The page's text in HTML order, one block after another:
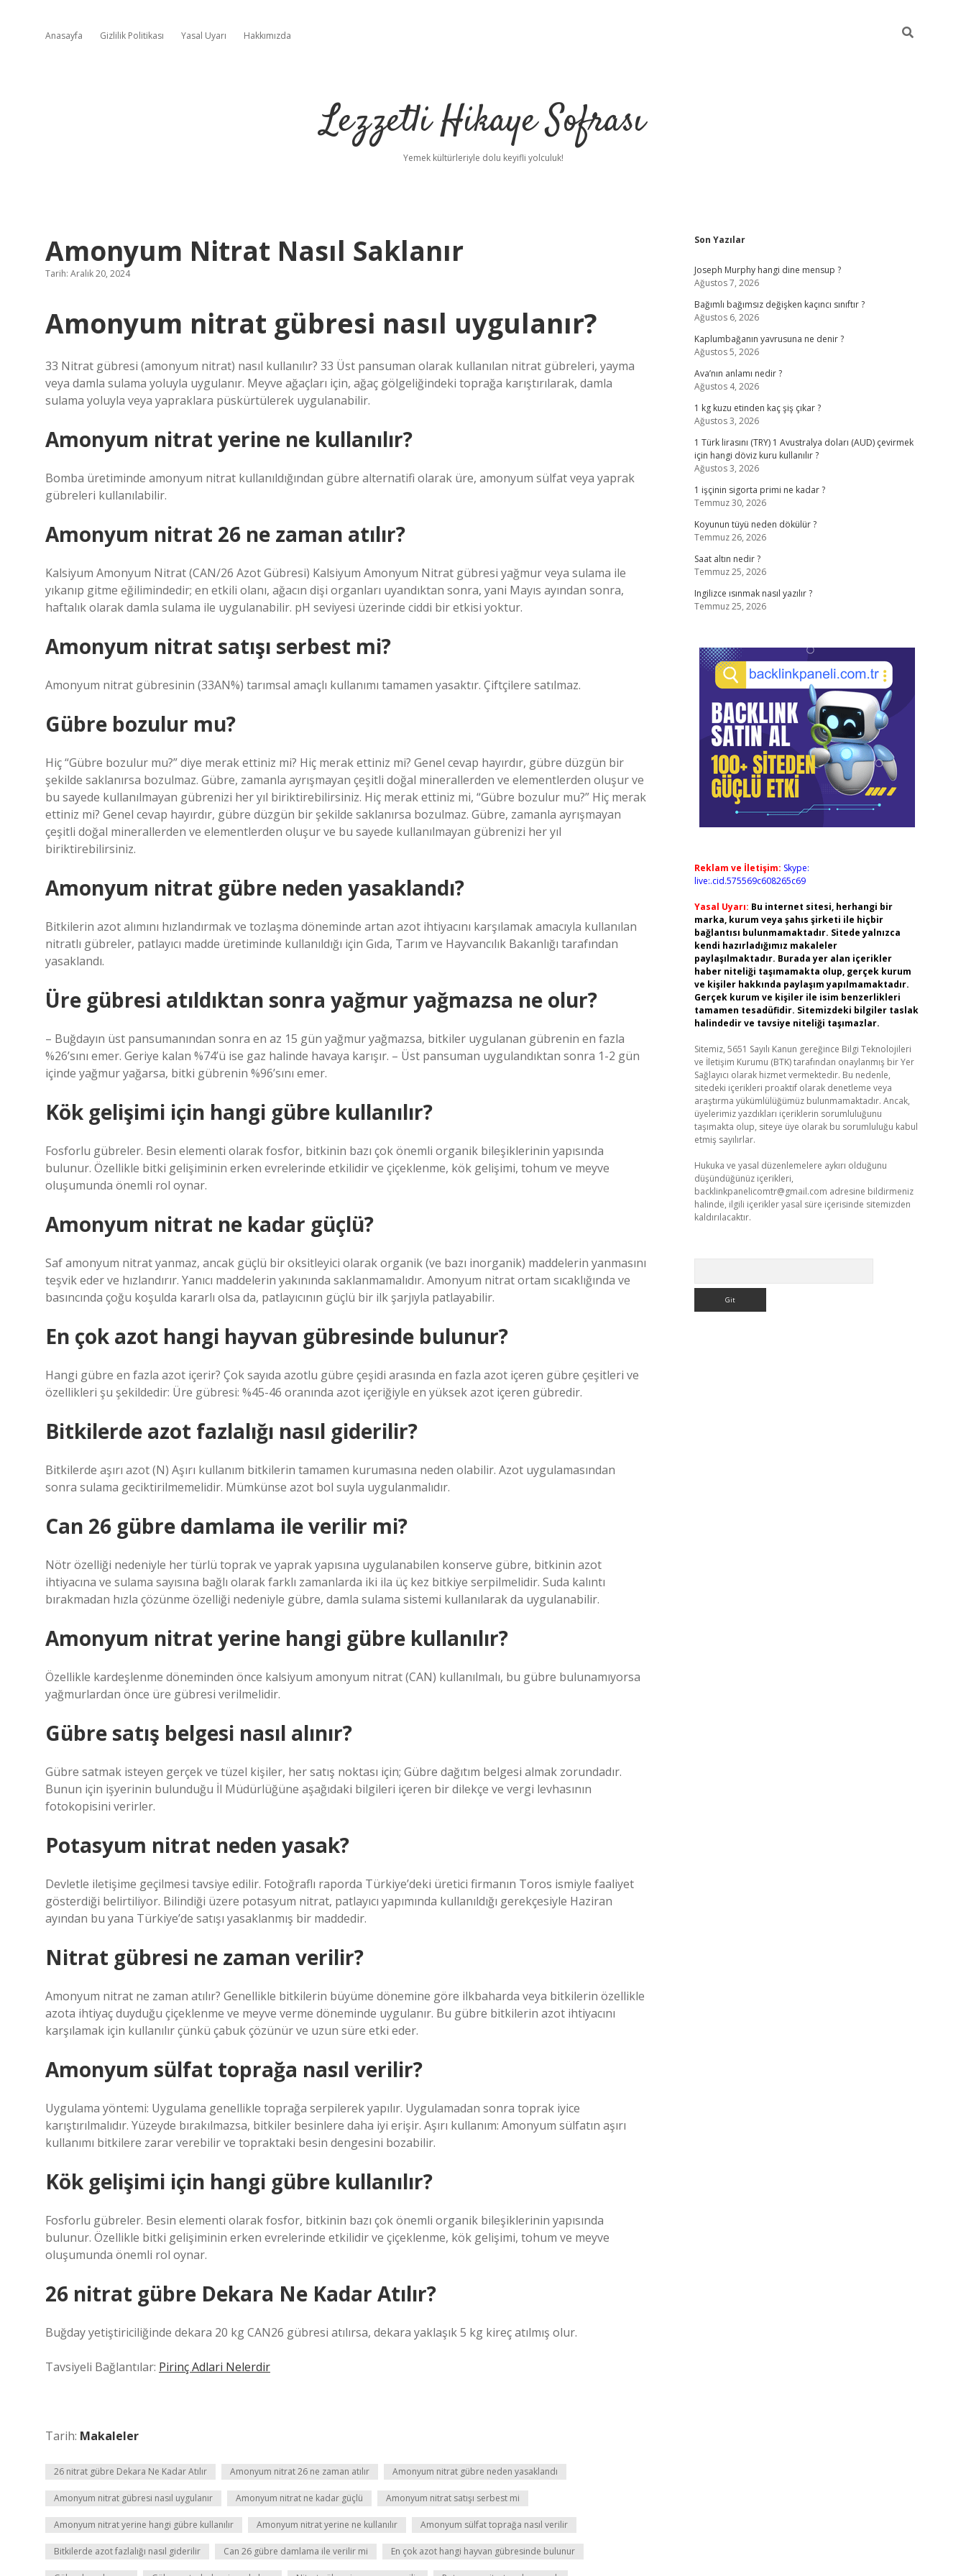
Anasayfa Gizlilik Politikası Yasal Uyarı Hakkımızda
Lezzetli Hikaye Sofrası
Yemek kültürleriyle dolu keyifli yolculuk!
Amonyum Nitrat Nasıl Saklanır
Tarih: Aralık 20, 2024
Amonyum nitrat gübresi nasıl uygulanır?
33 Nitrat gübresi (amonyum nitrat) nasıl kullanılır? 33 Üst pansuman olarak kullanılan nitrat gübreleri, yayma
veya damla sulama yoluyla uygulanır. Meyve ağaçları için, ağaç gölgeliğindeki toprağa karıştırılarak, damla
sulama yoluyla veya yapraklara püskürtülerek uygulanabilir.
Amonyum nitrat yerine ne kullanılır?
Bomba üretiminde amonyum nitrat kullanıldığından gübre alternatifi olarak üre, amonyum sülfat veya yaprak
gübreleri kullanılabilir.
Amonyum nitrat 26 ne zaman atılır?
Kalsiyum Amonyum Nitrat (CAN/26 Azot Gübresi) Kalsiyum Amonyum Nitrat gübresi yağmur veya sulama ile
yıkanıp gitme eğilimindedir; en etkili olanı, ağacın dişi organları uyandıktan sonra, yani Mayıs ayından sonra,
haftalık olarak damla sulama ile uygulanabilir. pH seviyesi üzerinde ciddi bir etkisi yoktur.
Amonyum nitrat satışı serbest mi?
Amonyum nitrat gübresinin (33AN%) tarımsal amaçlı kullanımı tamamen yasaktır. Çiftçilere satılmaz.
Gübre bozulur mu?
Hiç “Gübre bozulur mu?” diye merak ettiniz mi? Hiç merak ettiniz mi? Genel cevap hayırdır, gübre düzgün bir
şekilde saklanırsa bozulmaz. Gübre, zamanla ayrışmayan çeşitli doğal minerallerden ve elementlerden oluşur ve
bu sayede kullanılmayan gübrenizi her yıl biriktirebilirsiniz. Hiç merak ettiniz mi, “Gübre bozulur mu?” Hiç merak
ettiniz mi? Genel cevap hayırdır, gübre düzgün bir şekilde saklanırsa bozulmaz. Gübre, zamanla ayrışmayan
çeşitli doğal minerallerden ve elementlerden oluşur ve bu sayede kullanılmayan gübrenizi her yıl
biriktirebilirsiniz.
Amonyum nitrat gübre neden yasaklandı?
Bitkilerin azot alımını hızlandırmak ve tozlaşma döneminde artan azot ihtiyacını karşılamak amacıyla kullanılan
nitratlı gübreler, patlayıcı madde üretiminde kullanıldığı için Gıda, Tarım ve Hayvancılık Bakanlığı tarafından
yasaklandı.
Üre gübresi atıldıktan sonra yağmur yağmazsa ne olur?
– Buğdayın üst pansumanından sonra en az 15 gün yağmur yağmazsa, bitkiler uygulanan gübrenin en fazla
%26’sını emer. Geriye kalan %74’ü ise gaz halinde havaya karışır. – Üst pansuman uygulandıktan sonra 1-2 gün
içinde yağmur yağarsa, bitki gübrenin %96’sını emer.
Kök gelişimi için hangi gübre kullanılır?
Fosforlu gübreler. Besin elementi olarak fosfor, bitkinin bazı çok önemli organik bileşiklerinin yapısında
bulunur. Özellikle bitki gelişiminin erken evrelerinde etkilidir ve çiçeklenme, kök gelişimi, tohum ve meyve
oluşumunda önemli rol oynar.
Amonyum nitrat ne kadar güçlü?
Saf amonyum nitrat yanmaz, ancak güçlü bir oksitleyici olarak organik (ve bazı inorganik) maddelerin yanmasını
teşvik eder ve hızlandırır. Yanıcı maddelerin yakınında saklanmamalıdır. Amonyum nitrat ortam sıcaklığında ve
basıncında çoğu koşulda kararlı olsa da, patlayıcının güçlü bir ilk şarjıyla patlayabilir.
En çok azot hangi hayvan gübresinde bulunur?
Hangi gübre en fazla azot içerir? Çok sayıda azotlu gübre çeşidi arasında en fazla azot içeren gübre çeşitleri ve
özellikleri şu şekildedir: Üre gübresi: %45-46 oranında azot içeriğiyle en yüksek azot içeren gübredir.
Bitkilerde azot fazlalığı nasıl giderilir?
Bitkilerde aşırı azot (N) Aşırı kullanım bitkilerin tamamen kurumasına neden olabilir. Azot uygulamasından
sonra sulama geciktirilmemelidir. Mümkünse azot bol suyla uygulanmalıdır.
Can 26 gübre damlama ile verilir mi?
Nötr özelliği nedeniyle her türlü toprak ve yaprak yapısına uygulanabilen konserve gübre, bitkinin azot
ihtiyacına ve sulama sayısına bağlı olarak farklı zamanlarda iki ila üç kez bitkiye serpilmelidir. Suda kalıntı
bırakmadan hızla çözünme özelliği nedeniyle gübre, damla sulama sistemi kullanılarak da uygulanabilir.
Amonyum nitrat yerine hangi gübre kullanılır?
Özellikle kardeşlenme döneminden önce kalsiyum amonyum nitrat (CAN) kullanılmalı, bu gübre bulunamıyorsa
yağmurlardan önce üre gübresi verilmelidir.
Gübre satış belgesi nasıl alınır?
Gübre satmak isteyen gerçek ve tüzel kişiler, her satış noktası için; Gübre dağıtım belgesi almak zorundadır.
Bunun için işyerinin bulunduğu İl Müdürlüğüne aşağıdaki bilgileri içeren bir dilekçe ve vergi levhasının
fotokopisini verirler.
Potasyum nitrat neden yasak?
Devletle iletişime geçilmesi tavsiye edilir. Fotoğraflı raporda Türkiye’deki üretici firmanın Toros ismiyle faaliyet
gösterdiği belirtiliyor. Bilindiği üzere potasyum nitrat, patlayıcı yapımında kullanıldığı gerekçesiyle Haziran
ayından bu yana Türkiye’de satışı yasaklanmış bir maddedir.
Nitrat gübresi ne zaman verilir?
Amonyum nitrat ne zaman atılır? Genellikle bitkilerin büyüme dönemine göre ilkbaharda veya bitkilerin özellikle
azota ihtiyaç duyduğu çiçeklenme ve meyve verme döneminde uygulanır. Bu gübre bitkilerin azot ihtiyacını
karşılamak için kullanılır çünkü çabuk çözünür ve uzun süre etki eder.
Amonyum sülfat toprağa nasıl verilir?
Uygulama yöntemi: Uygulama genellikle toprağa serpilerek yapılır. Uygulamadan sonra toprak iyice
karıştırılmalıdır. Yüzeyde bırakılmazsa, bitkiler besinlere daha iyi erişir. Aşırı kullanım: Amonyum sülfatın aşırı
kullanımı bitkilere zarar verebilir ve topraktaki besin dengesini bozabilir.
Kök gelişimi için hangi gübre kullanılır?
Fosforlu gübreler. Besin elementi olarak fosfor, bitkinin bazı çok önemli organik bileşiklerinin yapısında
bulunur. Özellikle bitki gelişiminin erken evrelerinde etkilidir ve çiçeklenme, kök gelişimi, tohum ve meyve
oluşumunda önemli rol oynar.
26 nitrat gübre Dekara Ne Kadar Atılır?
Buğday yetiştiriciliğinde dekara 20 kg CAN26 gübresi atılırsa, dekara yaklaşık 5 kg kireç atılmış olur.
Tavsiyeli Bağlantılar: Pirinç Adlari Nelerdir
Tarih: Makaleler
26 nitrat gübre Dekara Ne Kadar Atılır Amonyum nitrat 26 ne zaman atılır Amonyum nitrat gübre neden yasaklandı
Amonyum nitrat gübresi nasıl uygulanır Amonyum nitrat ne kadar güçlü Amonyum nitrat satışı serbest mi
Amonyum nitrat yerine hangi gübre kullanılır Amonyum nitrat yerine ne kullanılır Amonyum sülfat toprağa nasıl verilir
Bitkilerde azot fazlalığı nasıl giderilir Can 26 gübre damlama ile verilir mi En çok azot hangi hayvan gübresinde bulunur
Sidebar
Son Yazılar
Joseph Murphy hangi dine mensup ?
Ağustos 7, 2026
Bağımlı bağımsız değişken kaçıncı sınıftır ?
Ağustos 6, 2026
Kaplumbağanın yavrusuna ne denir ?
Ağustos 5, 2026
Ava’nın anlamı nedir ?
Ağustos 4, 2026
1 kg kuzu etinden kaç şiş çıkar ?
Ağustos 3, 2026
1 Türk lirasını (TRY) 1 Avustralya doları (AUD) çevirmek
için hangi döviz kuru kullanılır ?
Ağustos 3, 2026
1 işçinin sigorta primi ne kadar ?
Temmuz 30, 2026
Koyunun tüyü neden dökülür ?
Temmuz 26, 2026
Saat altın nedir ?
Temmuz 25, 2026
Ingilizce ısınmak nasıl yazılır ?
Temmuz 25, 2026
Reklam ve İletişim: Skype:
live:.cid.575569c608265c69
Yasal Uyarı: Bu internet sitesi, herhangi bir
marka, kurum veya şahıs şirketi ile hiçbir
bağlantısı bulunmamaktadır. Sitede yalnızca
kendi hazırladığımız makaleler
paylaşılmaktadır. Burada yer alan içerikler
haber niteliği taşımamakta olup, gerçek kurum
ve kişiler hakkında paylaşım yapılmamaktadır.
Gerçek kurum ve kişiler ile isim benzerlikleri
tamamen tesadüfidir. Sitemizdeki bilgiler taslak
halindedir ve tavsiye niteliği taşımazlar.
Sitemiz, 5651 Sayılı Kanun gereğince Bilgi Teknolojileri
ve İletişim Kurumu (BTK) tarafından onaylanmış bir Yer
Sağlayıcı olarak hizmet vermektedir. Bu nedenle,
sitedeki içerikleri proaktif olarak denetleme veya
araştırma yükümlülüğümüz bulunmamaktadır. Ancak,
üyelerimiz yazdıkları içeriklerin sorumluluğunu
taşımakta olup, siteye üye olarak bu sorumluluğu kabul
etmiş sayılırlar.
Hukuka ve yasal düzenlemelere aykırı olduğunu
düşündüğünüz içerikleri,
backlinkpanelicomtr@gmail.com adresine bildirmeniz
halinde, ilgili içerikler yasal süre içerisinde sitemizden
kaldırılacaktır.